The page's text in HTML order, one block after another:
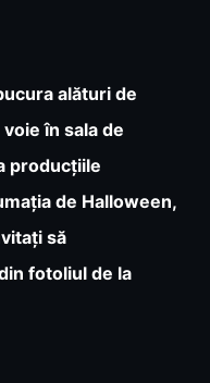
alături de
în sala de
producțiile
de Halloween,
să
fotoliul de la